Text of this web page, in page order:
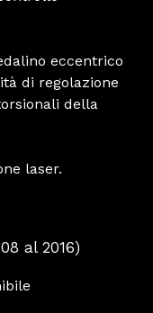
eccentrico
di regolazione
della
laser.
al 2016)